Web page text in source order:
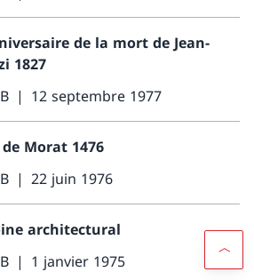
de la mort de Jean-
1827
12 septembre 1977
Morat 1476
22 juin 1976
architectural
1 janvier 1975